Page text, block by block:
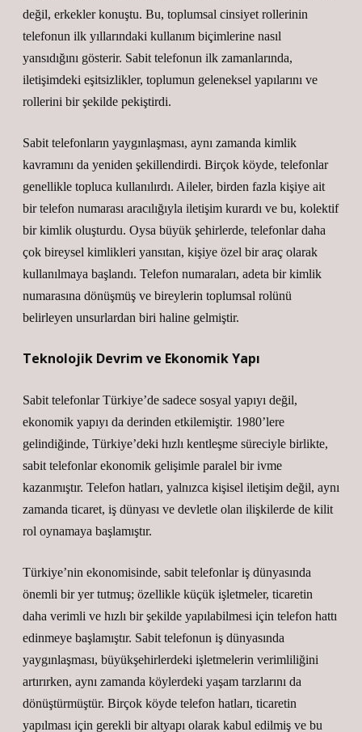
değil, erkekler konuştu. Bu, toplumsal cinsiyet rollerinin
telefonun ilk yıllarındaki kullanım biçimlerine nasıl
yansıdığını gösterir. Sabit telefonun ilk zamanlarında,
iletişimdeki eşitsizlikler, toplumun geleneksel yapılarını ve
rollerini bir şekilde pekiştirdi.
Sabit telefonların yaygınlaşması, aynı zamanda kimlik
kavramını da yeniden şekillendirdi. Birçok köyde, telefonlar
genellikle topluca kullanılırdı. Aileler, birden fazla kişiye ait
bir telefon numarası aracılığıyla iletişim kurardı ve bu, kolektif
bir kimlik oluşturdu. Oysa büyük şehirlerde, telefonlar daha
çok bireysel kimlikleri yansıtan, kişiye özel bir araç olarak
kullanılmaya başlandı. Telefon numaraları, adeta bir kimlik
numarasına dönüşmüş ve bireylerin toplumsal rolünü
belirleyen unsurlardan biri haline gelmiştir.
Teknolojik Devrim ve Ekonomik Yapı
Sabit telefonlar Türkiye’de sadece sosyal yapıyı değil,
ekonomik yapıyı da derinden etkilemiştir. 1980’lere
gelindiğinde, Türkiye’deki hızlı kentleşme süreciyle birlikte,
sabit telefonlar ekonomik gelişimle paralel bir ivme
kazanmıştır. Telefon hatları, yalnızca kişisel iletişim değil, aynı
zamanda ticaret, iş dünyası ve devletle olan ilişkilerde de kilit
rol oynamaya başlamıştır.
Türkiye’nin ekonomisinde, sabit telefonlar iş dünyasında
önemli bir yer tutmuş; özellikle küçük işletmeler, ticaretin
daha verimli ve hızlı bir şekilde yapılabilmesi için telefon hattı
edinmeye başlamıştır. Sabit telefonun iş dünyasında
yaygınlaşması, büyükşehirlerdeki işletmelerin verimliliğini
artırırken, aynı zamanda köylerdeki yaşam tarzlarını da
dönüştürmüştür. Birçok köyde telefon hatları, ticaretin
yapılması için gerekli bir altyapı olarak kabul edilmiş ve bu